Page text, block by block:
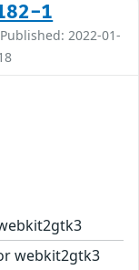
1
2022-01-
webkit2gtk3